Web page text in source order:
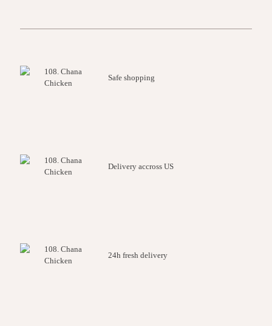
Safe shopping
Delivery accross US
24h fresh delivery